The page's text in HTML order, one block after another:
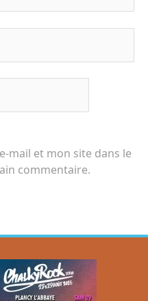
mail et mon site dans le
commentaire.